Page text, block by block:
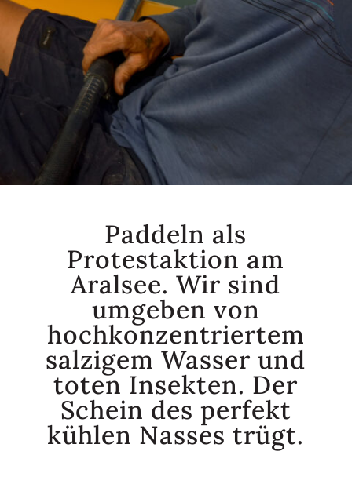
Paddeln als
Protestaktion am
Aralsee. Wir sind
umgeben von
hochkonzentriertem
salzigem Wasser und
toten Insekten. Der
Schein des perfekt
kühlen Nasses trügt.